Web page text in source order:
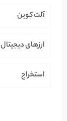
آلت کوین
ارزهای دیجیتال
استخراج